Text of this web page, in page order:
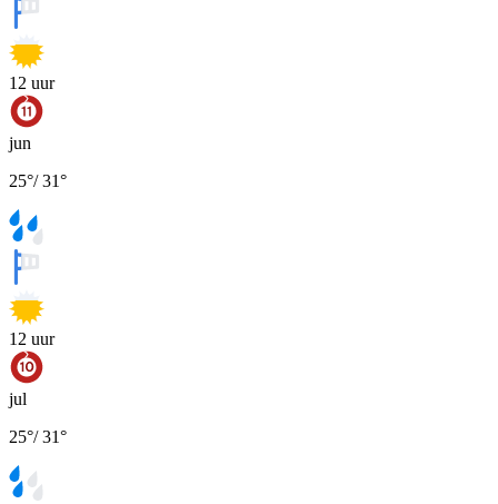
12 uur
jun
25°/31°
12 uur
jul
25°/31°